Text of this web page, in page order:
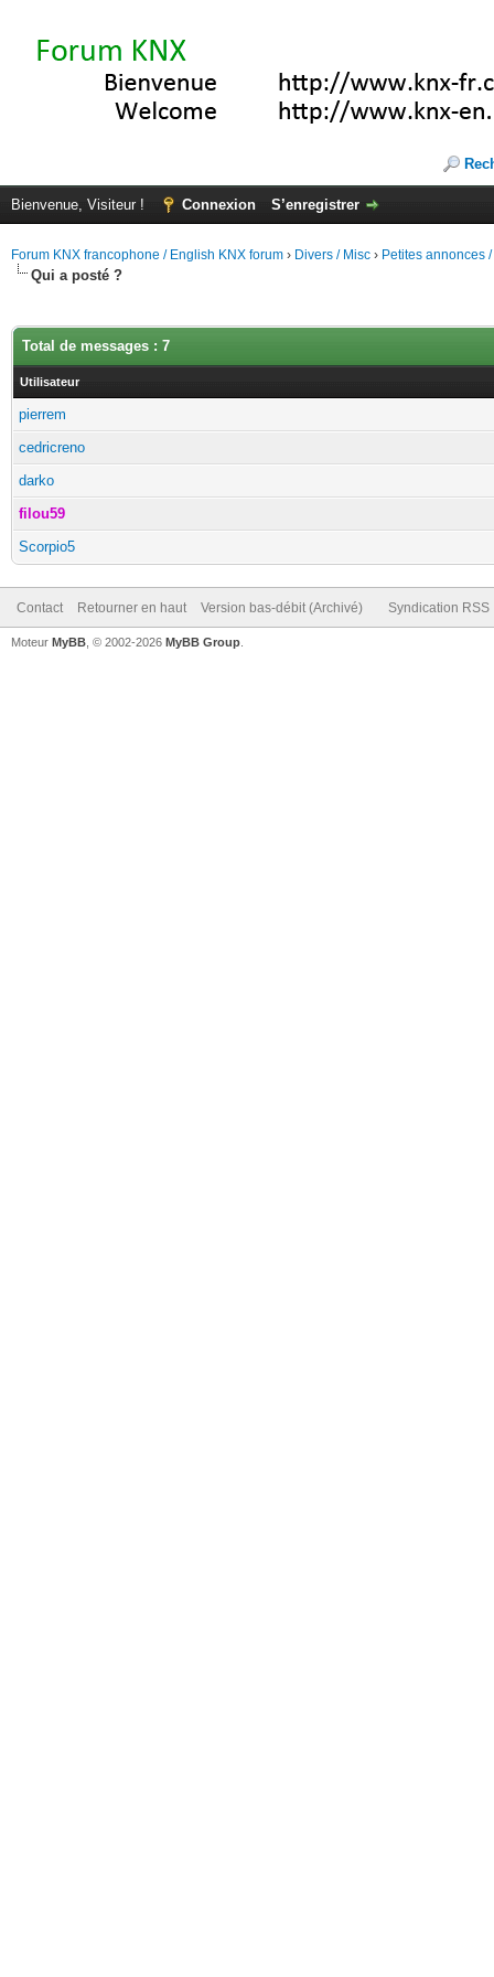
Bienvenue, Visiteur ! Connexion S’enregistrer
Forum KNX francophone / English KNX forum › Divers / Misc › Petites annonces
Qui a posté ?
Total de messages : 7
Utilisateur
pierrem
cedricreno
darko
filou59
Scorpio5
Contact Retourner en haut Version bas-débit (Archivé) Syndication RSS
Moteur MyBB , © 2002-2026 MyBB Group